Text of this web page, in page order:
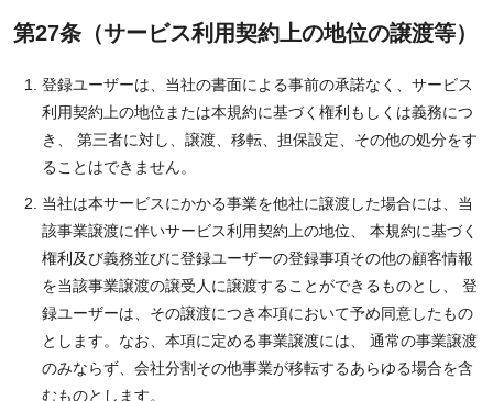
第27条（サービス利用契約上の地位の譲渡等）
登録ユーザーは、当社の書面による事前の承諾なく、サービス
利用契約上の地位または本規約に基づく権利もしくは義務につ
き、 第三者に対し、譲渡、移転、担保設定、その他の処分をす
ることはできません。
当社は本サービスにかかる事業を他社に譲渡した場合には、当
該事業譲渡に伴いサービス利用契約上の地位、 本規約に基づく
権利及び義務並びに登録ユーザーの登録事項その他の顧客情報
を当該事業譲渡の譲受人に譲渡することができるものとし、 登
録ユーザーは、その譲渡につき本項において予め同意したもの
とします。なお、本項に定める事業譲渡には、 通常の事業譲渡
のみならず、会社分割その他事業が移転するあらゆる場合を含
むものとします。